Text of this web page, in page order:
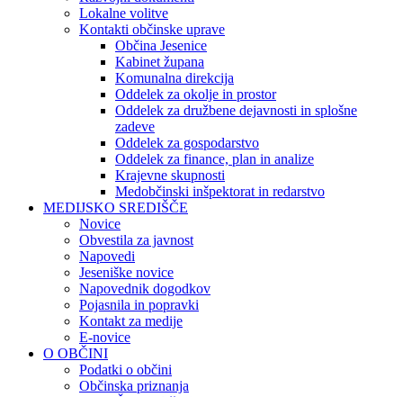
Lokalne volitve
Kontakti občinske uprave
Občina Jesenice
Kabinet župana
Komunalna direkcija
Oddelek za okolje in prostor
Oddelek za družbene dejavnosti in splošne
zadeve
Oddelek za gospodarstvo
Oddelek za finance, plan in analize
Krajevne skupnosti
Medobčinski inšpektorat in redarstvo
MEDIJSKO SREDIŠČE
Novice
Obvestila za javnost
Napovedi
Jeseniške novice
Napovednik dogodkov
Pojasnila in popravki
Kontakt za medije
E-novice
O OBČINI
Podatki o občini
Občinska priznanja